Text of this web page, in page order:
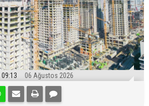
09:13 06 Ağustos 2026